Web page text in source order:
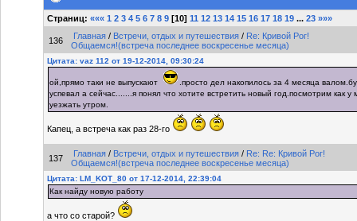
Страниц: ««« 1 2 3 4 5 6 7 8 9 [10] 11 12 13 14 15 16 17 18 19 ... 23 »»»
136 Главная / Встречи, отдых и путешествия / Re: Кривой Рог!
Общаемся!(встреча последнее воскресенье месяца)
Цитата: vaz 112 от 19-12-2014, 09:30:24
ой,прямо таки не выпускают
.просто дел накопилось за 4 месяца
успевал а сейчас.......я понял что хотите встретить новый год.посмотрим как
уезжать утром.
Капец, а встреча как раз 28-го
137 Главная / Встречи, отдых и путешествия / Re: Re: Кривой Рог!
Общаемся!(встреча последнее воскресенье месяца)
Цитата: LM_KOT_80 от 17-12-2014, 22:39:04
Как найду новую работу
а что со старой?